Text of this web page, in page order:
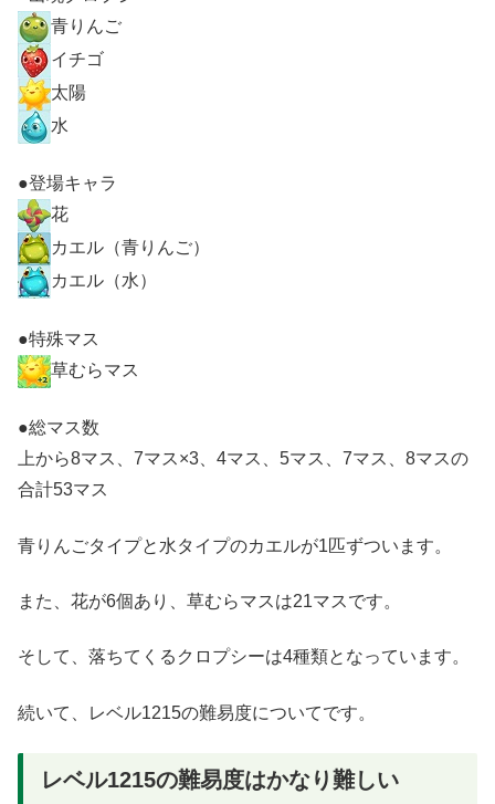
青りんご
イチゴ
太陽
水
●登場キャラ
花
カエル（青りんご）
カエル（水）
●特殊マス
草むらマス
●総マス数
上から8マス、7マス×3、4マス、5マス、7マス、8マスの
合計53マス
青りんごタイプと水タイプのカエルが1匹ずついます。
また、花が6個あり、草むらマスは21マスです。
そして、落ちてくるクロプシーは4種類となっています。
続いて、レベル1215の難易度についてです。
レベル1215の難易度はかなり難しい